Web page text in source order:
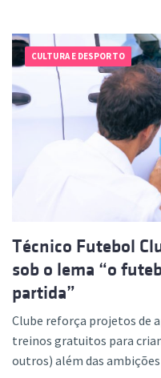
CULTURA E DESPORTO
Técnico Futebol
sob o lema “o
partida”
Clube reforça projetos de
treinos gratuitos para
outros) além das